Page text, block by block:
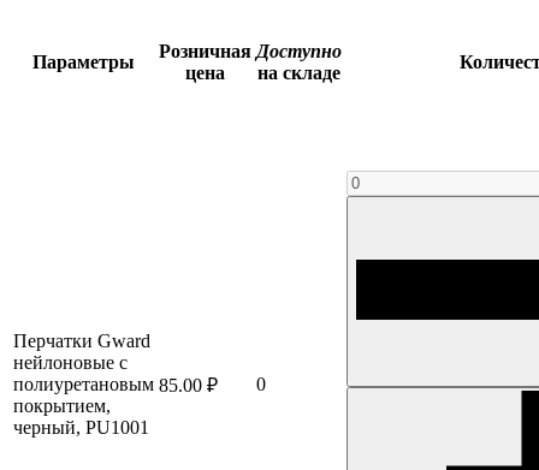
Параметры
Розничная
цена
Доступно
на складе
Перчатки Gward
нейлоновые с
полиуретановым
покрытием,
черный, PU1001
85.00 ₽ 0